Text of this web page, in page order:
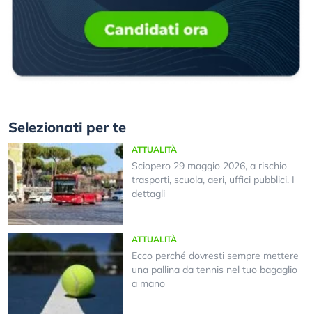
Selezionati per te
ATTUALITÀ
Sciopero 29 maggio 2026, a rischio
trasporti, scuola, aeri, uffici pubblici. I
dettagli
ATTUALITÀ
Ecco perché dovresti sempre mettere
una pallina da tennis nel tuo bagaglio
a mano